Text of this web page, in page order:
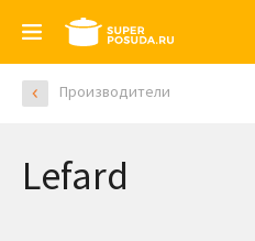
Производители
Lefard